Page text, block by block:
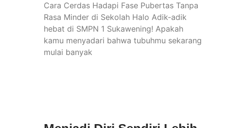
Cara Cerdas Hadapi Fase Pubertas Tanpa
Rasa Minder di Sekolah Halo Adik-adik
hebat di SMPN 1 Sukawening! Apakah
kamu menyadari bahwa tubuhmu sekarang
mulai banyak